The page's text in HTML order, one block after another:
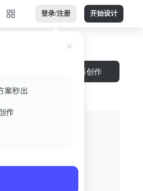
登录/注册 开始设计
再创作